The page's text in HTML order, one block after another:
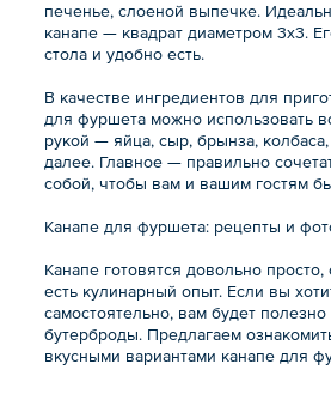
печенье, слоеной выпечке.
канапе — квадрат диаметром 3х3.
стола и удобно есть.
В качестве ингредиентов для
для фуршета можно использовать
рукой — яйца, сыр, брынза,
далее. Главное — правильно
собой, чтобы вам и вашим гостям
Канапе для фуршета: рецепты и
Канапе готовятся довольно
есть кулинарный опыт. Если вы
самостоятельно, вам будет полезно
бутерброды. Предлагаем
вкусными вариантами канапе для